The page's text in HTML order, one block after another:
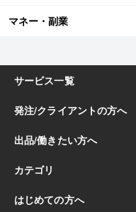
マネー・副業